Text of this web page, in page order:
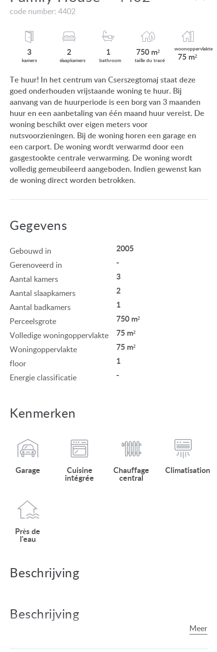
code number: 4402
3
kamers
2
slaapkamers
1
bathroom
750 m²
taille du tracé
woonoppervlakte
75 m²
Te huur! In het centrum van Cserszegtomaj staat deze
goed onderhouden vrijstaande woning te huur. Bij
aanvang van de huurperiode is een borg van 3 maanden
huur en een aanbetaling van één maand huur vereist. De
woning beschikt over eigen meters voor
nutsvoorzieningen. Bij de woning horen een garage en
een carport. De woning wordt verwarmd door een
gasgestookte centrale verwarming. De woning wordt
volledig gemeubileerd aangeboden. Indien gewenst kan
de woning direct worden betrokken.
Gegevens
Gebouwd in 2005
Gerenoveerd in -
Aantal kamers 3
Aantal slaapkamers 2
Aantal badkamers 1
Perceelsgrote 750 m²
Volledige woningoppervlakte 75 m²
Woningoppervlakte 75 m²
floor 1
Energie classificatie -
Kenmerken
Garage Cuisine
intégrée
Chauffage
central
Climatisation
Près de
l'eau
Beschrijving
Beschrijving
VIEW ON LAKE BALATON
NEAR THE THERMAL BATH
SWIMMING-POOL
MANSION WITH ANCIENT TREES
FAMILY HOUSE IN GREEN BELT
ONZE KLANTEN
AANKOOPINFORMATIE
GEBRUIKSEIGENDOM
IMPRESSUM
HU DE EN BE